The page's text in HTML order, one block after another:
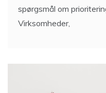
spørgsmål om
Virksomheder,